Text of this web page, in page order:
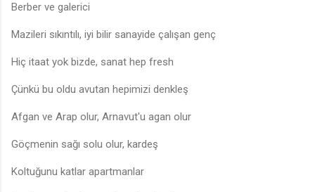
Berber ve galerici
Mazileri sıkıntılı, iyi bilir sanayide çalışan genç
Hiç itaat yok bizde, sanat hep fresh
Çünkü bu oldu avutan hepimizi denkleş
Afgan ve Arap olur, Arnavut'u agan olur
Göçmenin sağı solu olur, kardeş
Koltuğunu katlar apartmanlar